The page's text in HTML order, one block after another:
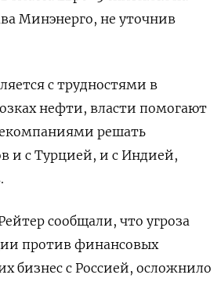
Минэнерго, не уточнив
с трудностями в
нефти, власти помогают
решать
и с Турцией, и с Индией,
сообщали, что угроза
против финансовых
бизнес с Россией, осложнило